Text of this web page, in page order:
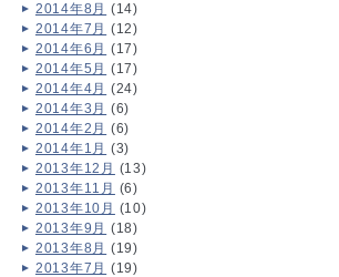
2014年8月 (14)
2014年7月 (12)
2014年6月 (17)
2014年5月 (17)
2014年4月 (24)
2014年3月 (6)
2014年2月 (6)
2014年1月 (3)
2013年12月 (13)
2013年11月 (6)
2013年10月 (10)
2013年9月 (18)
2013年8月 (19)
2013年7月 (19)